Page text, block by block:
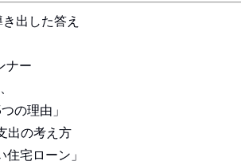
出した答え
ナー
の理由」
出の考え方
宅ローン」